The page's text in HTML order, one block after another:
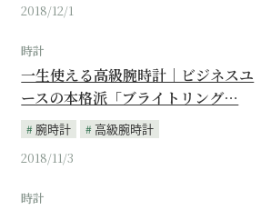
2018/12/1
時計
一生使える高級腕時計｜ビジネスユ
ースの本格派「ブライトリング…
腕時計
高級腕時計
2018/11/3
時計